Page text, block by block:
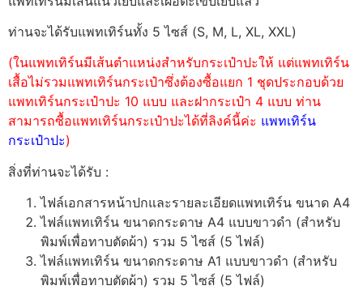
ท่านจะได้รับแพทเทิร์นทั้ง 5 ไซส์ (S, M, L, XL, XXL)
(ในแพทเทิร์นมีเส้นตำแหน่งสำหรับกระเป๋าปะให้ แต่แพทเทิร์น
เสื้อไม่รวมแพทเทิร์นกระเป๋าซึ่งต้องซื้อแยก 1 ชุดประกอบด้วย
แพทเทิร์นกระเป๋าปะ 10 แบบ และฝากระเป๋า 4 แบบ ท่าน
สามารถซื้อแพทเทิร์นกระเป๋าปะได้ที่ลิงค์นี้ค่ะ แพทเทิร์น
กระเป๋าปะ)
สิ่งที่ท่านจะได้รับ :
ไฟล์เอกสารหน้าปกและรายละเอียดแพทเทิร์น ขนาด A4
ไฟล์แพทเทิร์น ขนาดกระดาษ A4 แบบขาวดำ (สำหรับ
พิมพ์เพื่อทาบตัดผ้า) รวม 5 ไซส์ (5 ไฟล์)
ไฟล์แพทเทิร์น ขนาดกระดาษ A1 แบบขาวดำ (สำหรับ
พิมพ์เพื่อทาบตัดผ้า) รวม 5 ไซส์ (5 ไฟล์)